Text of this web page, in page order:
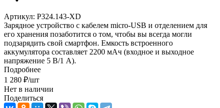
Артикул: P324.143-XD
Зарядное устройство с кабелем micro-USB и отделением для
его хранения позаботится о том, чтобы вы всегда могли
подзарядить свой смартфон. Емкость встроенного
аккумулятора составляет 2200 мАч (входное и выходное
напряжение 5 В/1 А).
Подробнее
1 280 ₽/шт
Нет в наличии
Поделиться